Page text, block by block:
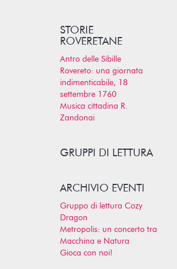
STORIE
ROVERETANE
Antro delle Sibille
Rovereto: una giornata
indimenticabile, 18
settembre 1760
Musica cittadina R.
Zandonai
GRUPPI DI LETTURA
ARCHIVIO EVENTI
Gruppo di lettura Cozy
Dragon
Metropolis: un concerto tra
Macchina e Natura
Gioca con noi!